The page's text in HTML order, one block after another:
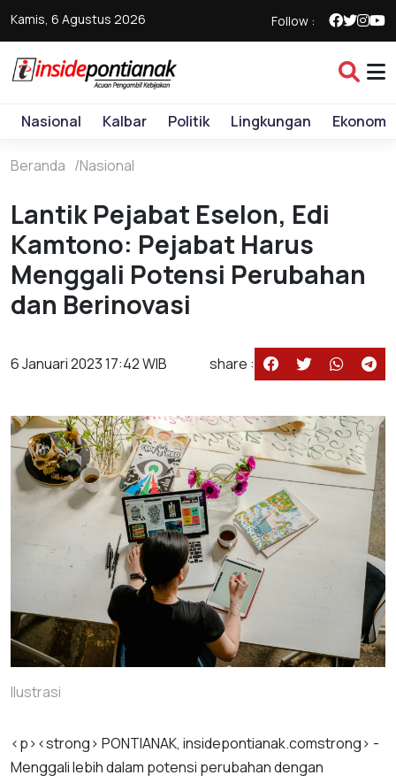
Kamis, 6 Agustus 2026 Follow :
Nasional Kalbar Politik Lingkungan Ekonomi
Beranda Nasional
Lantik Pejabat Eselon, Edi
Kamtono: Pejabat Harus
Menggali Potensi Perubahan
dan Berinovasi
6 Januari 2023 17:42 WIB share :
Ilustrasi
<p><strong> PONTIANAK, insidepontianak.comstrong> -
Menggalilebihdalam potensi perubahandengan